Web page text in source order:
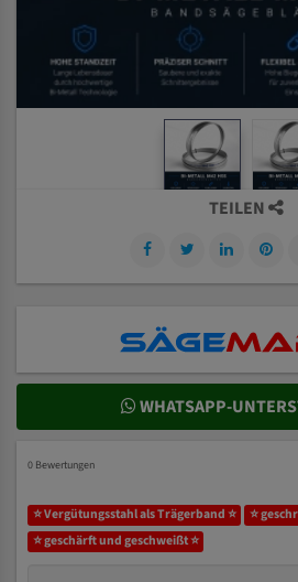
TEILEN
WHATSAPP-
0 Bewertungen
⭐ Vergütungsstahl als Trägerband ⭐
⭐
⭐ geschärft und geschweißt ⭐